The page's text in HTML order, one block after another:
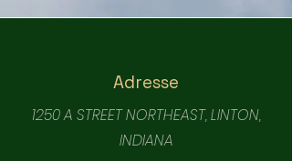
Adresse
1250 A STREET NORTHEAST, LINTON,
INDIANA